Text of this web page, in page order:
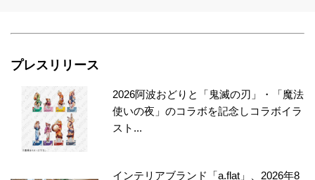
プレスリリース
2026阿波おどりと「鬼滅の刃」・「魔法
使いの夜」のコラボを記念しコラボイラ
スト...
インテリアブランド「a.flat」、2026年8